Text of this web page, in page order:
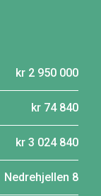
kr 2 950 000
kr 74 840
kr 3 024 840
Nedrehjellen 8